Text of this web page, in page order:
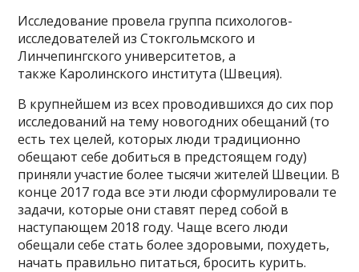
Исследование провела группа психологов-
исследователей из Стокгольмского и
Линчепингского университетов, а
также Каролинского института (Швеция).
В крупнейшем из всех проводившихся до сих пор
исследований на тему новогодних обещаний (то
есть тех целей, которых люди традиционно
обещают себе добиться в предстоящем году)
приняли участие более тысячи жителей Швеции. В
конце 2017 года все эти люди сформулировали те
задачи, которые они ставят перед собой в
наступающем 2018 году. Чаще всего люди
обещали себе стать более здоровыми, похудеть,
начать правильно питаться, бросить курить.